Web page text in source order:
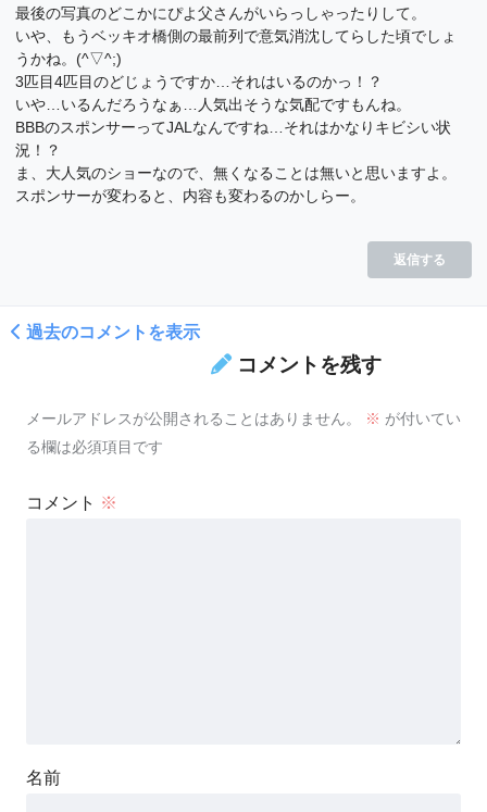
最後の写真のどこかにぴよ父さんがいらっしゃったりして。
いや、もうベッキオ橋側の最前列で意気消沈してらした頃でしょ
うかね。(^▽^;)
3匹目4匹目のどじょうですか…それはいるのかっ！？
いや…いるんだろうなぁ…人気出そうな気配ですもんね。
BBBのスポンサーってJALなんですね…それはかなりキビシい状
況！？
ま、大人気のショーなので、無くなることは無いと思いますよ。
スポンサーが変わると、内容も変わるのかしらー。
返信する
過去のコメントを表示
コメントを残す
メールアドレスが公開されることはありません。 ※ が付いてい
る欄は必須項目です
コメント ※
名前